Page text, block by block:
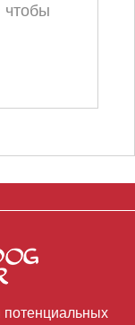
чтобы